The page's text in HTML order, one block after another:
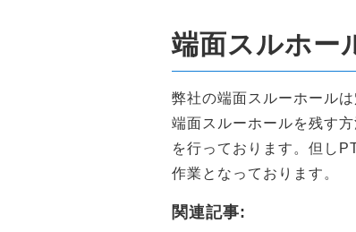
端面スルホー
弊社の端面スルーホール
端面スルーホールを残す
を行っております。但し
作業となっております。
関連記事: